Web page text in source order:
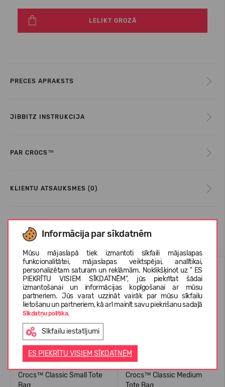
Informācija par sīkdatnēm
Mūsu mājaslapā tiek izmantoti sīkfaili mājaslapas
funkcionalitātei, mājaslapas veiktspējai, analītikai,
personalizētam saturam un reklāmām. Noklikšķinot uz " ES
PIEKRĪTU VISIEM SĪKDATNĒM", jūs piekrītat šādai
izmantošanai un informācijas kopīgošanai ar mūsu
partneriem. Jūs varat uzzināt vairāk par mūsu sīkfailu
lietošanu un partneriem, kā arī mainīt savu piekrišanu sadaļā
Sīkdatņu politika.
Sīkfailu iestatījumi
ES PIEKRĪTU VISIEM SĪKDATNĒM
LELIKT GROZĀ
PRECES APRAKSTS
JIBBITZ INSTRUKCIJA
PAR CROCS™
KLIENTU ATSAUKSMES (0)
Līdzīgas preces
Crocs™ Classic Small Tote
Bag
Crocs™ Classic Medium
Tote Bag